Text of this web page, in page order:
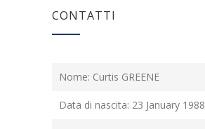
CONTATTI
Nome: Curtis GREENE
Data di nascita: 23 January 1988